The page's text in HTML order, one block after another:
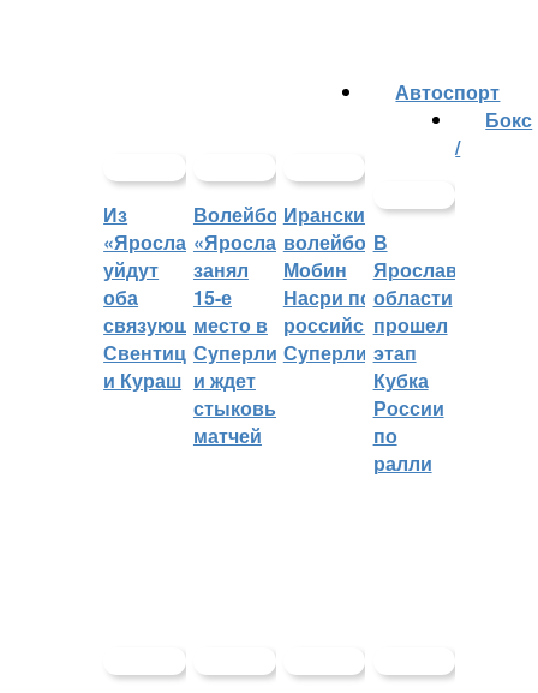
Из
«Ярославича»
уйдут
оба
связующих:
Свентицкис
и Кураш
Волейбольный
«Ярославич»
занял
15-е
место в
Суперлиге
и ждет
стыковых
матчей
Иранский
волейболист
Мобин
Насри покинет
российскую
Суперлигу
Автоспорт
В
Ярославской
области
прошел
этап
Кубка
России
по
ралли
Бокс
/